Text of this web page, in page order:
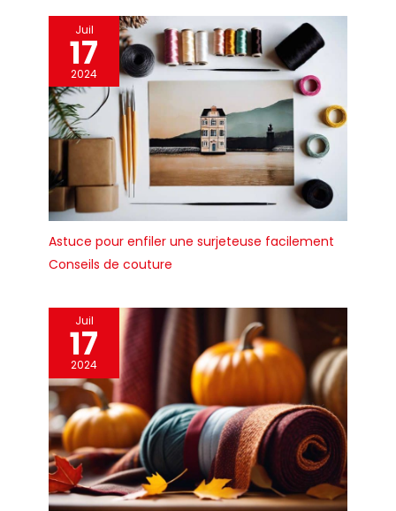
RUBAN FABRIQUÉ AVEC DES
MATÉRIAUX RENOUVELABLES :
Le support utilisé pour ce
ruban est fabriqué avec
renouvelable. TUV Austria,
une institution
internationale
indépendante de test et de
certification, a certifié le
pourcentage de matières
premières renouvelables
utilisées pour fabriquer ce
note de 1 étoile DES
CENTAINES D’UTILISATIONS :
parfait pour la réparation
permanente du papier, la
réparation de documents,
l’emballage de cadeaux, la
fermeture d’enveloppes, la
réparation de photos,
l’étiquetage de contenants
et plus encore PARFAIT
POUR L’ÉTIQUETAGE : il est
Juil
17
2024
Astuce pour enfiler une surjeteuse facilement
Conseils de couture
Juil
17
2024